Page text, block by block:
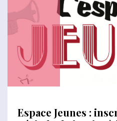
Espace Jeunes :